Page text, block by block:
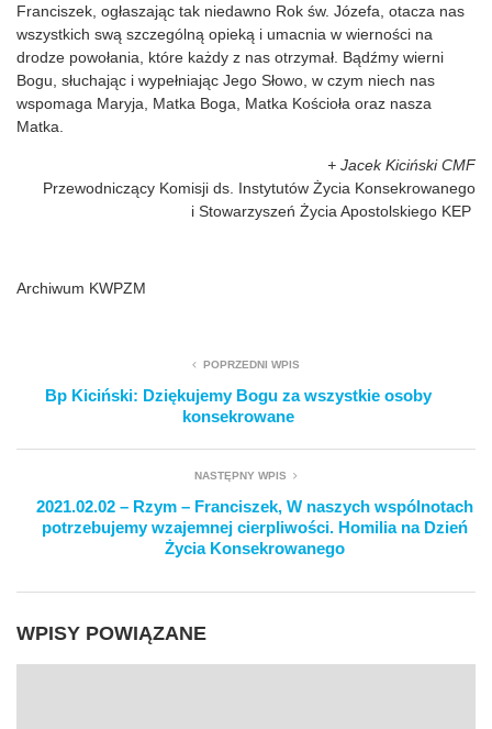
Franciszek, ogłaszając tak niedawno Rok św. Józefa, otacza nas
wszystkich swą szczególną opieką i umacnia w wierności na
drodze powołania, które każdy z nas otrzymał. Bądźmy wierni
Bogu, słuchając i wypełniając Jego Słowo, w czym niech nas
wspomaga Maryja, Matka Boga, Matka Kościoła oraz nasza
Matka.
+ Jacek Kiciński CMF
Przewodniczący Komisji ds. Instytutów Życia Konsekrowanego
i Stowarzyszeń Życia Apostolskiego KEP
Archiwum KWPZM
POPRZEDNI WPIS
Bp Kiciński: Dziękujemy Bogu za wszystkie osoby
konsekrowane
NASTĘPNY WPIS
2021.02.02 – Rzym – Franciszek, W naszych wspólnotach
potrzebujemy wzajemnej cierpliwości. Homilia na Dzień
Życia Konsekrowanego
WPISY POWIĄZANE